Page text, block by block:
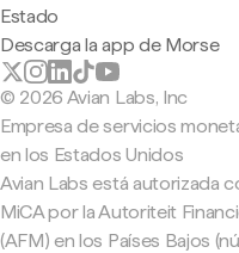
Estado
Descarga la app de Morse
© 2026 Avian Labs, Inc
Empresa de servicios
en los Estados Unidos
Avian Labs está autorizada
MiCA por la Autoriteit
(AFM) en los Países Bajos